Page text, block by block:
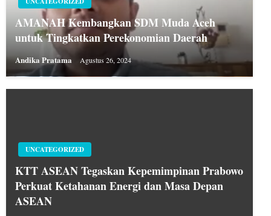
AMANAH Kembangkan SDM Muda Aceh
untuk Tingkatkan Perekonomian Daerah
Andika Pratama Agustus 26, 2024
UNCATEGORIZED
KTT ASEAN Tegaskan Kepemimpinan Prabowo
Perkuat Ketahanan Energi dan Masa Depan
ASEAN